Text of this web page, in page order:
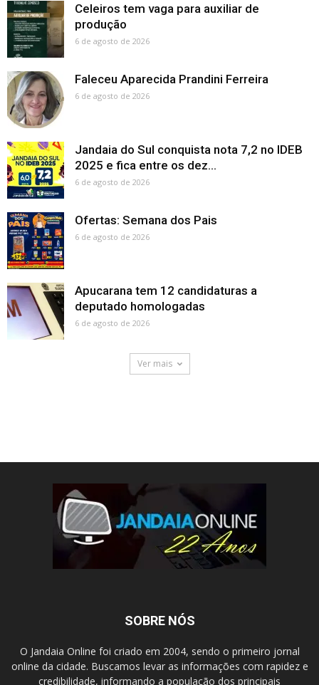
Celeiros tem vaga para auxiliar de
produção
6 de agosto de 2026
Faleceu Aparecida Prandini Ferreira
6 de agosto de 2026
Jandaia do Sul conquista nota 7,2 no IDEB
2025 e fica entre os dez...
6 de agosto de 2026
Ofertas: Semana dos Pais
6 de agosto de 2026
Apucarana tem 12 candidaturas a
deputado homologadas
6 de agosto de 2026
Ver mais
SOBRE NÓS
O Jandaia Online foi criado em 2004, sendo o primeiro jornal
online da cidade. Buscamos levar as informações com rapidez e
credibilidade, informando a população dos principais